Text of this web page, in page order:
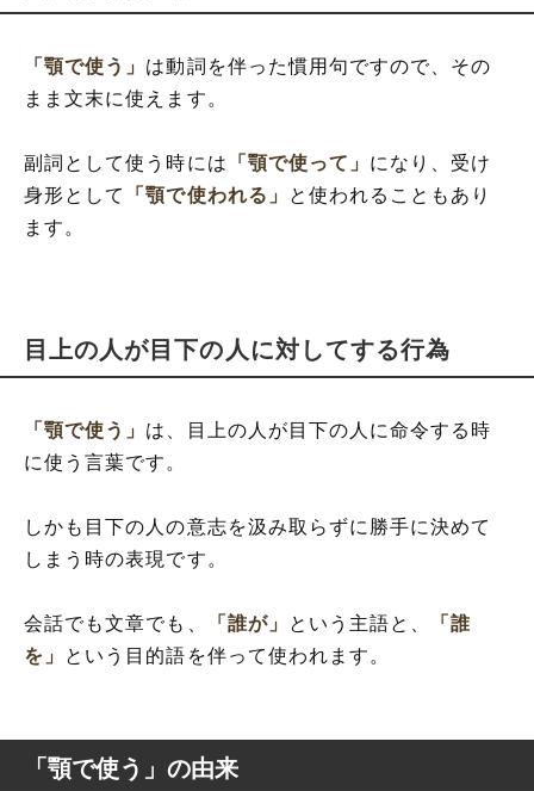
「顎で使う」 は動詞を伴った慣用句ですので、その
まま文末に使えます。
副詞として使う時には 「顎で使って」 になり、受け
身形として
「顎で使われる」
と使われることもあり
ます。
目上の人が目下の人に対してする行為
「顎で使う」 は、目上の人が目下の人に命令する時
に使う言葉です。
しかも目下の人の意志を汲み取らずに勝手に決めて
しまう時の表現です。
会話でも文章でも、 「誰が」 という主語と、
「誰
を」
という目的語を伴って使われます。
「顎で使う」の由来